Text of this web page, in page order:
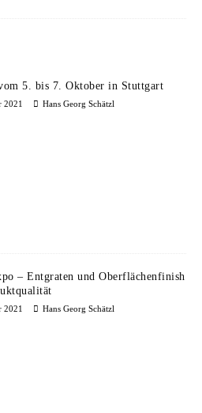
5. bis 7. Oktober in Stuttgart
2021 Hans Georg Schätzl
– Entgraten und Oberflächenfinish
2021 Hans Georg Schätzl